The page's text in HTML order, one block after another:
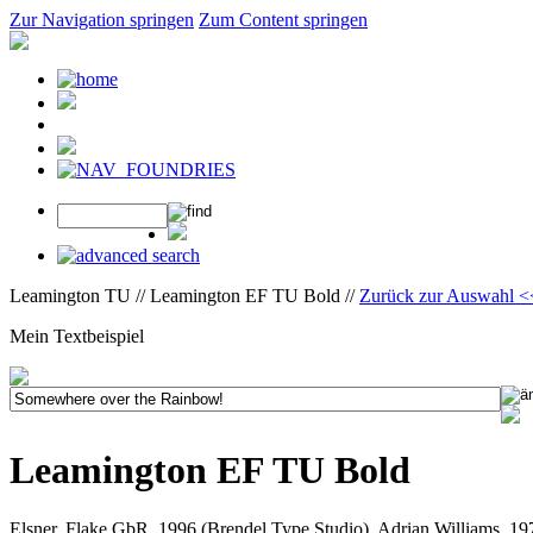
Zur Navigation springen Zum Content springen
Leamington TU // Leamington EF TU Bold // Zurück zur Auswahl
Mein Textbeispiel
Leamington EF TU Bold
Elsner, Flake GbR, 1996 (Brendel Type Studio), Adrian Williams,